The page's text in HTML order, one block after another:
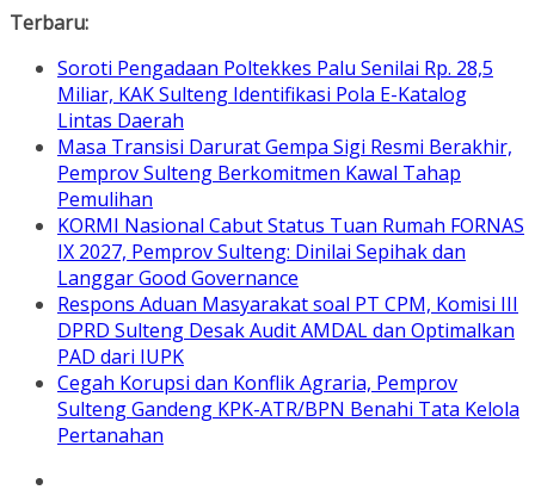
Skip
content
Terbaru:
Soroti Pengadaan Poltekkes Palu Senilai Rp. 28,5
Miliar, KAK Sulteng Identifikasi Pola E-Katalog
Lintas Daerah
Masa Transisi Darurat Gempa Sigi Resmi Berakhir,
Pemprov Sulteng Berkomitmen Kawal Tahap
Pemulihan
KORMI Nasional Cabut Status Tuan Rumah FORNAS
IX 2027, Pemprov Sulteng: Dinilai Sepihak dan
Langgar Good Governance
Respons Aduan Masyarakat soal PT CPM, Komisi III
DPRD Sulteng Desak Audit AMDAL dan Optimalkan
PAD dari IUPK
Cegah Korupsi dan Konflik Agraria, Pemprov
Sulteng Gandeng KPK-ATR/BPN Benahi Tata Kelola
Pertanahan